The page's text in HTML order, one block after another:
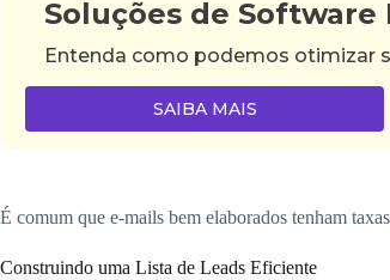
Soluções de Software
Entenda como podemos otimizar
SAIBA MAIS
É comum que e-mails bem elaborados tenham
Construindo uma Lista de Leads Eficiente